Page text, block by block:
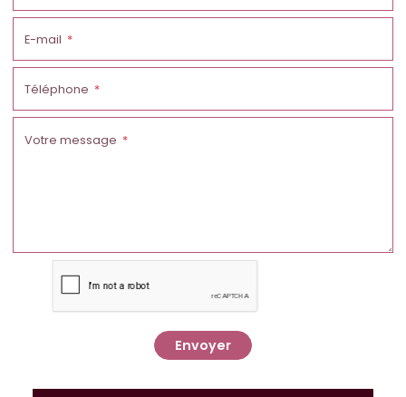
E-mail
Téléphone
Votre message
Envoyer